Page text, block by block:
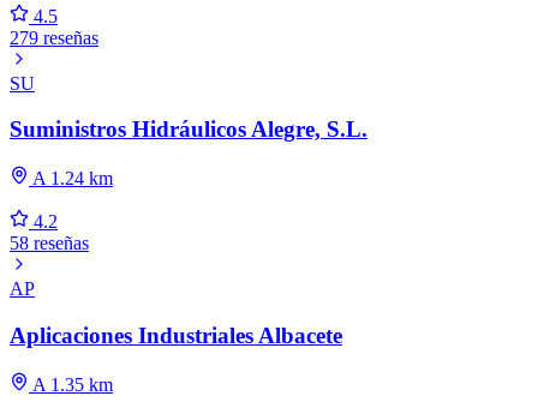
4.5
279 reseñas
SU
Suministros Hidráulicos Alegre, S.L.
A 1.24 km
4.2
58 reseñas
AP
Aplicaciones Industriales Albacete
A 1.35 km